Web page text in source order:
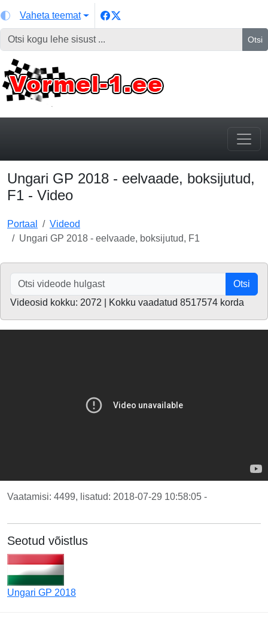
Vaheta teemat
Otsi
Ungari GP 2018 - eelvaade, boksijutud,
F1 - Video
Portaal
Videod
Ungari GP 2018 - eelvaade, boksijutud, F1
Otsi
Videosid kokku: 2072 | Kokku vaadatud 8517574 korda
Vaatamisi: 4499, lisatud: 2018-07-29 10:58:05 -
Seotud võistlus
Ungari GP 2018